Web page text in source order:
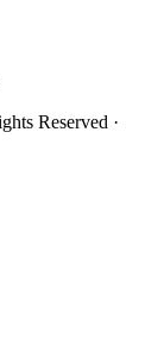
Reserved ·